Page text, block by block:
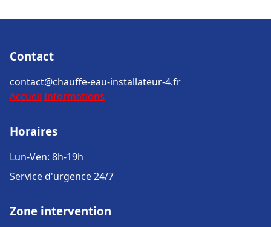
Contact
contact@chauffe-eau-installateur-4.fr
Accueil Informations
Horaires
Lun-Ven: 8h-19h
Service d'urgence 24/7
Zone intervention